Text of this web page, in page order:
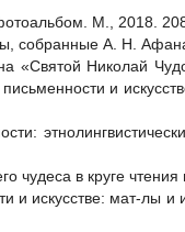
М., 2018.
собранные А. Н.
Николай
и
чудеса в круге
и искусстве: мат-лы